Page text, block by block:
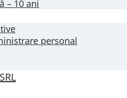
– 10 ani
personal